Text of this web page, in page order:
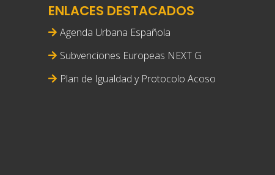
ENLACES DESTACADOS
Agenda Urbana Española
Subvenciones Europeas NEXT G
Plan de Igualdad y Protocolo Acoso